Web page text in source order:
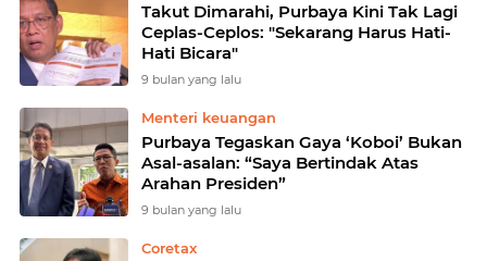
Takut Dimarahi, Purbaya Kini Tak Lagi
Ceplas-Ceplos: "Sekarang Harus Hati-
Hati Bicara"
9 bulan yang lalu
Menteri keuangan
Purbaya Tegaskan Gaya ‘Koboi’ Bukan
Asal-asalan: “Saya Bertindak Atas
Arahan Presiden”
9 bulan yang lalu
Coretax